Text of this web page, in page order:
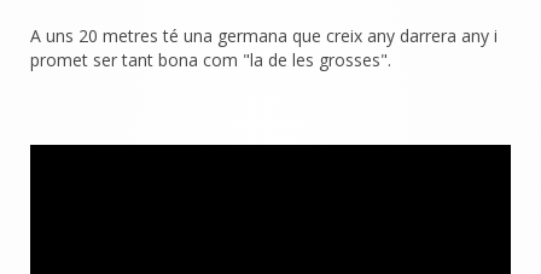
A uns 20 metres té una germana que creix any darrera any i
promet ser tant bona com "la de les grosses".